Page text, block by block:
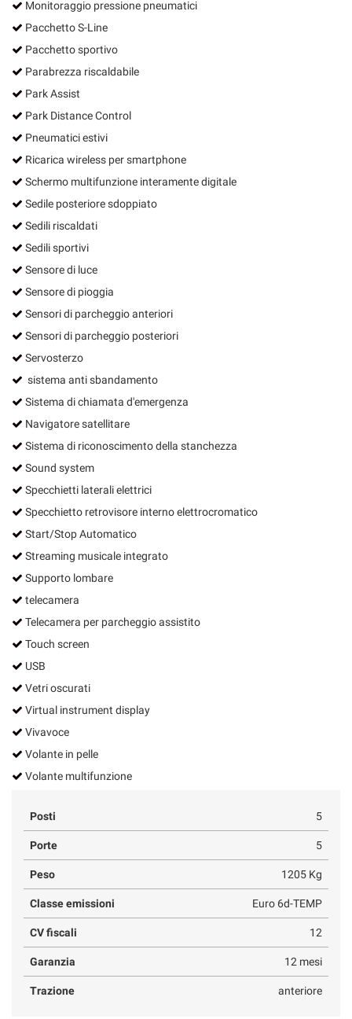
Monitoraggio pressione pneumatici
Pacchetto S-Line
Pacchetto sportivo
Parabrezza riscaldabile
Park Assist
Park Distance Control
Pneumatici estivi
Ricarica wireless per smartphone
Schermo multifunzione interamente digitale
Sedile posteriore sdoppiato
Sedili riscaldati
Sedili sportivi
Sensore di luce
Sensore di pioggia
Sensori di parcheggio anteriori
Sensori di parcheggio posteriori
Servosterzo
sistema anti sbandamento
Sistema di chiamata d'emergenza
Navigatore satellitare
Sistema di riconoscimento della stanchezza
Sound system
Specchietti laterali elettrici
Specchietto retrovisore interno elettrocromatico
Start/Stop Automatico
Streaming musicale integrato
Supporto lombare
telecamera
Telecamera per parcheggio assistito
Touch screen
USB
Vetri oscurati
Virtual instrument display
Vivavoce
Volante in pelle
Volante multifunzione
Posti 5
Porte 5
Peso 1205 Kg
Classe emissioni Euro 6d-TEMP
CV fiscali 12
Garanzia 12 mesi
Trazione anteriore